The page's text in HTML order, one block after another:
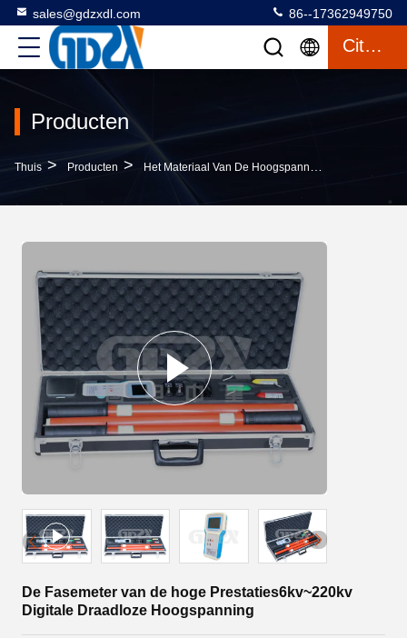
sales@gdzxdl.com 86--17362949750
Citaat
Producten
Thuis > Producten > Het Materiaal Van De Hoogspanningstest
De Fasemeter van de hoge Prestaties6kv~220kv
Digitale Draadloze Hoogspanning